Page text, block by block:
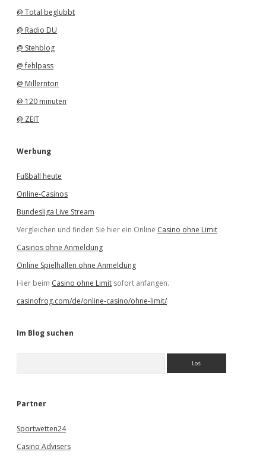
@ Total beglubbt
@ Radio DU
@ Stehblog
@ fehlpass
@ Millernton
@ 120 minuten
@ ZEIT
Werbung
Fußball heute
Online-Casinos
Bundesliga Live Stream
Vergleichen und finden Sie hier ein Online Casino ohne Limit
Casinos ohne Anmeldung
Online Spielhallen ohne Anmeldung
Hier beim Casino ohne Limit sofort anfangen.
casinofrog.com/de/online-casino/ohne-limit/
Im Blog suchen
e
Partner
Sportwetten24
Casino Advisers